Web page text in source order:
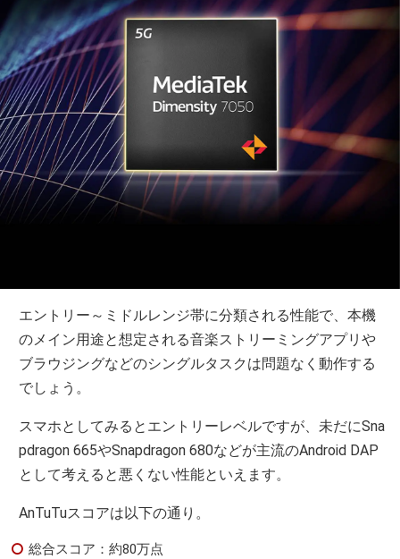
エントリー～ミドルレンジ帯に分類される性能で、本機
のメイン用途と想定される音楽ストリーミングアプリや
ブラウジングなどのシングルタスクは問題なく動作する
でしょう。
スマホとしてみるとエントリーレベルですが、未だにSna
pdragon 665やSnapdragon 680などが主流のAndroid DAP
として考えると悪くない性能といえます。
AnTuTuスコアは以下の通り。
総合スコア：約80万点